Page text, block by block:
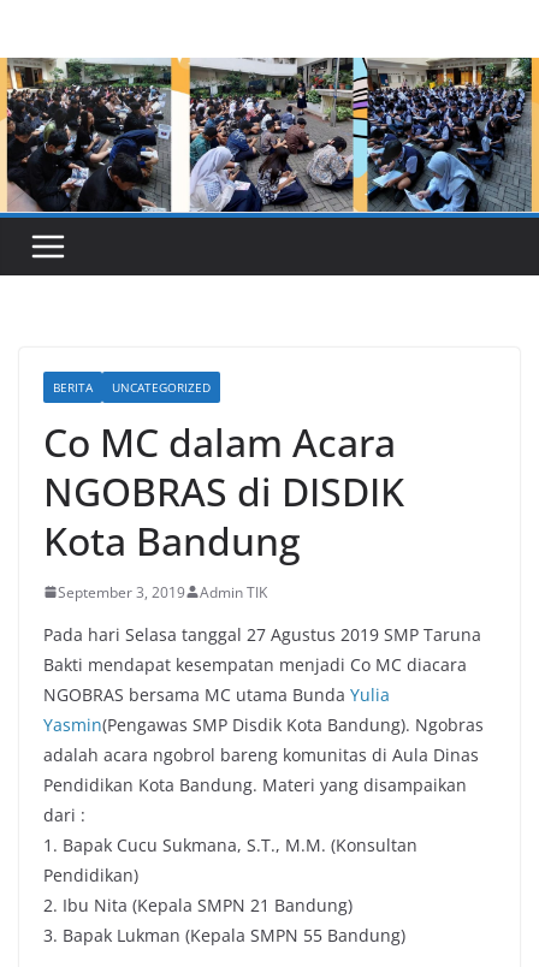
content
BERITA UNCATEGORIZED
Co MC dalam Acara
NGOBRAS di DISDIK
Kota Bandung
September 3, 2019 Admin TIK
Pada hari Selasa tanggal 27 Agustus 2019 SMP Taruna
Bakti mendapat kesempatan menjadi Co MC diacara
NGOBRAS bersama MC utama Bunda Yulia
Yasmin(Pengawas SMP Disdik Kota Bandung). Ngobras
adalah acara ngobrol bareng komunitas di Aula Dinas
Pendidikan Kota Bandung. Materi yang disampaikan
dari :
1. Bapak Cucu Sukmana, S.T., M.M. (Konsultan
Pendidikan)
2. Ibu Nita (Kepala SMPN 21 Bandung)
3. Bapak Lukman (Kepala SMPN 55 Bandung)